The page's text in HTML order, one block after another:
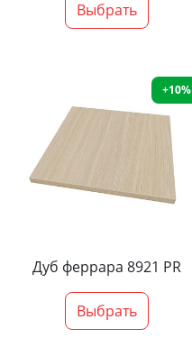
Выбрать
+10%
Дуб феррара 8921 PR
Выбрать